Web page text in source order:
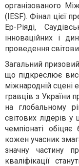
організованого
(IESF). Фінал цієї
Ер-Ріяді,
інноваційних і
проведення
Загальний
що підкреслює
міжнародній
гравців з України
на глобальному
світових лідерів у
чемпіонаті
кожен учасник
значну частину
кваліфікації